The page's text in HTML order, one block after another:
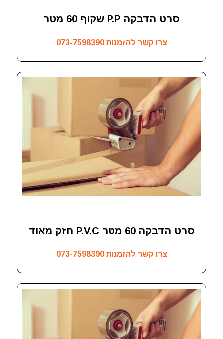
סרט הדבקה P.P שקוף 60 מטר
צרו קשר להזמנות073-7598390
סרט הדבקה 60 מטר P.V.C חזק מאוד
צרו קשר להזמנות073-7598390